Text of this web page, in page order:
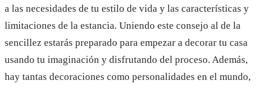
a las necesidades de tu estilo de vida y las características y
limitaciones de la estancia. Uniendo este consejo al de la
sencillez estarás preparado para empezar a decorar tu casa
usando tu imaginación y disfrutando del proceso. Además,
hay tantas decoraciones como personalidades en el mundo,